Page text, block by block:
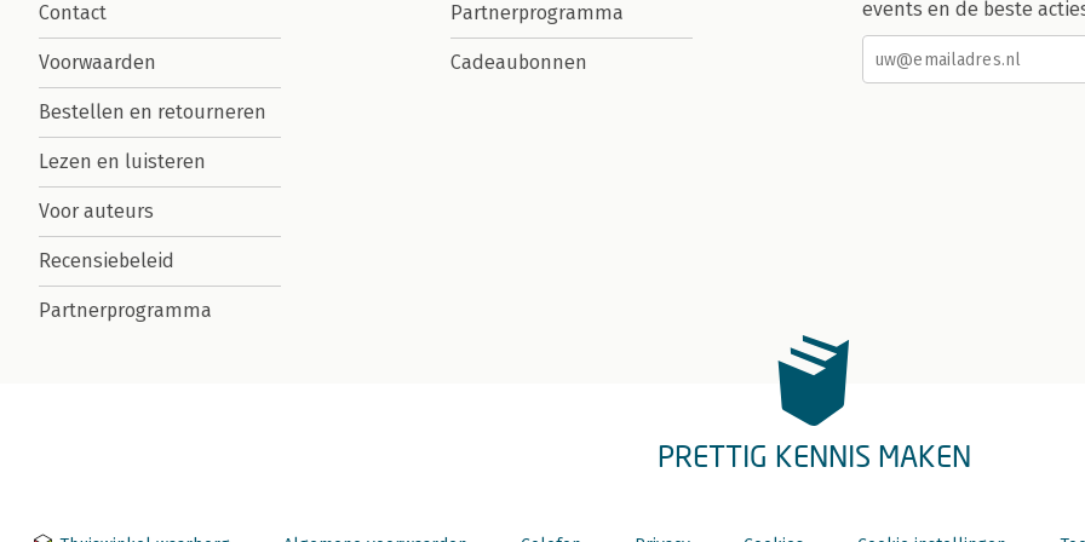
Contact
Voorwaarden
Bestellen en retourneren
Lezen en luisteren
Voor auteurs
Recensiebeleid
Partnerprogramma
Partnerprogramma
Cadeaubonnen
events en de beste
PRETTIG KENNIS MAKEN